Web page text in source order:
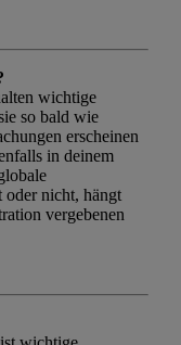
wichtige
so bald wie
erscheinen
in deinem
oder nicht, hängt
vergebenen